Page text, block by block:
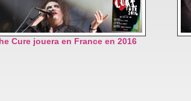
Cure jouera en France en 2016